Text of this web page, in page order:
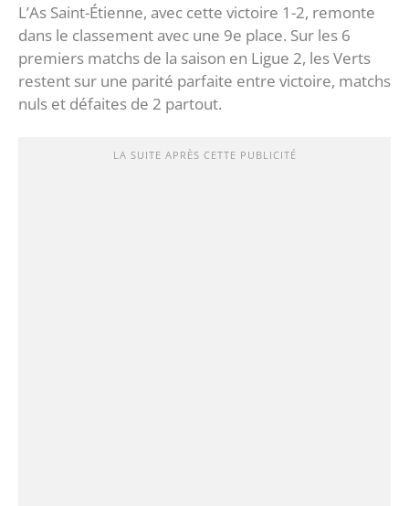
L’As Saint-Étienne, avec cette victoire 1-2, remonte
dans le classement avec une 9e place. Sur les 6
premiers matchs de la saison en Ligue 2, les Verts
restent sur une parité parfaite entre victoire, matchs
nuls et défaites de 2 partout.
LA SUITE APRÈS CETTE PUBLICITÉ